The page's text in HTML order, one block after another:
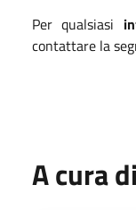
Per qualsiasi
contattare la
A cura di